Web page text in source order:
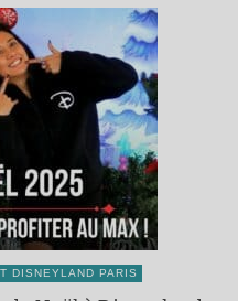
DISNEYLAND PARIS